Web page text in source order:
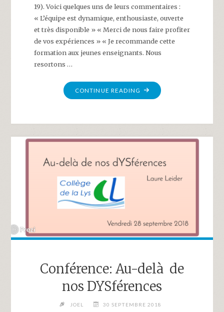
19). Voici quelques uns de leurs commentaires :
« L’équipe est dynamique, enthousiaste, ouverte
et très disponible » « Merci de nous faire profiter
de vos expériences » « Je recommande cette
formation aux jeunes enseignants. Nous
resortons …
CONTINUE READING "FORMATION
AGIR
POUR
LES
2020"
Conférence: Au-delà de
nos DYSférences
JOEL
30 SEPTEMBRE 2018